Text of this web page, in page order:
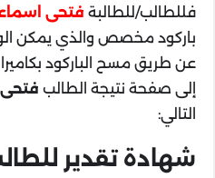
فللطالب/للطالبة فتحى
باركود مخصص والذي يمكن
عن طريق مسح الباركود
إلى صفحة نتيجة الطالب فتحى
التالي:
شهادة تقدير